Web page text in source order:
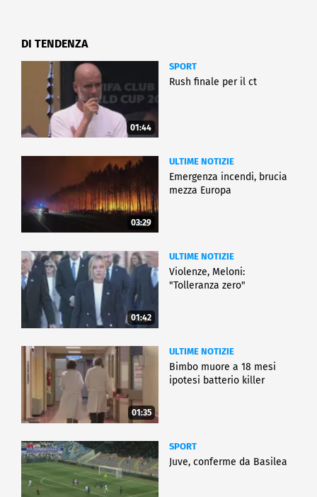
DI TENDENZA
01:44
SPORT
Rush finale per il ct
03:29
ULTIME NOTIZIE
Emergenza incendi, brucia
mezza Europa
01:42
ULTIME NOTIZIE
Violenze, Meloni:
"Tolleranza zero"
01:35
ULTIME NOTIZIE
Bimbo muore a 18 mesi
ipotesi batterio killer
SPORT
Juve, conferme da Basilea